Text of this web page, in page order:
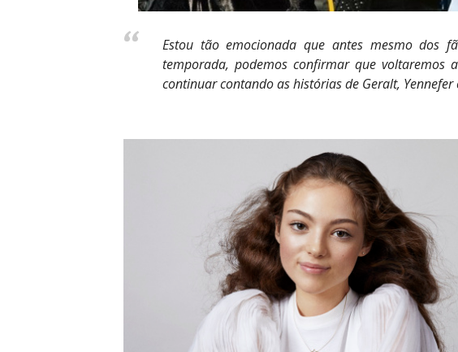
Estou tão emocionada que antes mesmo dos
temporada, podemos confirmar que voltaremos
continuar contando as histórias de Geralt, Yennefer